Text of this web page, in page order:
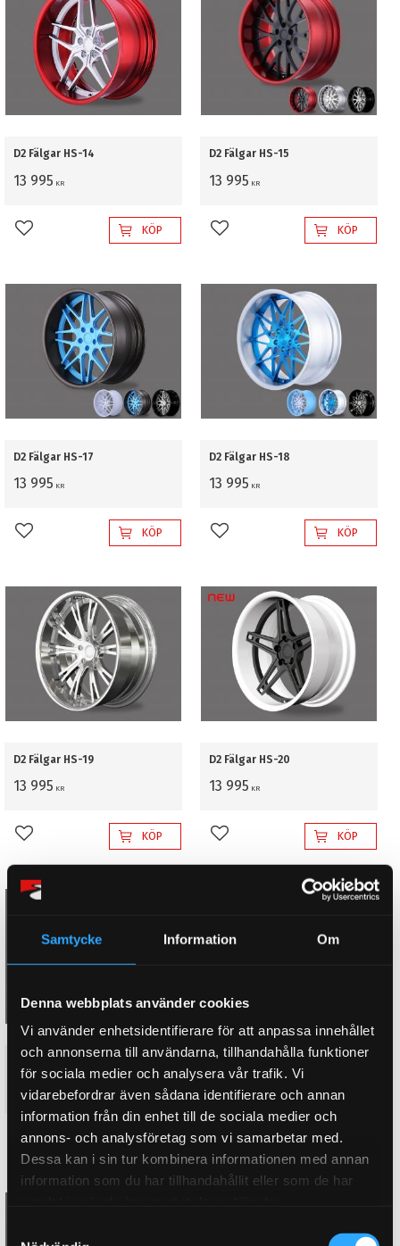
Samtycke Information Om
Denna webbplats använder cookies
Vi använder enhetsidentifierare för att anpassa innehållet
och annonserna till användarna, tillhandahålla funktioner
för sociala medier och analysera vår trafik. Vi
vidarebefordrar även sådana identifierare och annan
information från din enhet till de sociala medier och
annons- och analysföretag som vi samarbetar med.
Dessa kan i sin tur kombinera informationen med annan
information som du har tillhandahållit eller som de har
D2 Fälgar HS-14
13 995 KR
Lägg till i favoriterKÖP
D2 Fälgar HS-15
13 995 KR
Lägg till i favoriterKÖP
D2 Fälgar HS-17
13 995 KR
Lägg till i favoriterKÖP
D2 Fälgar HS-18
13 995 KR
Lägg till i favoriterKÖP
D2 Fälgar HS-19
13 995 KR
Lägg till i favoriterKÖP
D2 Fälgar HS-20
13 995 KR
Lägg till i favoriterKÖP
13 995 KR
Lägg till i favoriterKÖP
D2 Fälgar HS-22
13 995KR
Lägg till i favoriterKÖP